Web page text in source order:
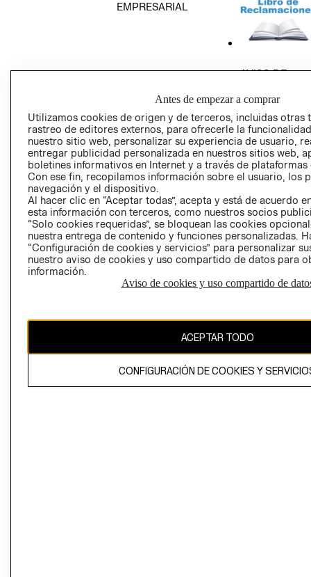
EMPRESARIAL
AVISO DE
GIFT CARD
AVISO DE
Perú (S/)
CAMBIAR REGIÓN
propiedad de H&M Hennes & Mauritz AB
Antes de empezar a comprar
Utilizamos cookies de origen y de terceros, incluidas otras
rastreo de editores externos, para ofrecerle la
nuestro sitio web, personalizar su experiencia de usuario,
entregar publicidad personalizada en nuestros sitios web,
boletines informativos en Internet y a través de plataformas
Con ese fin, recopilamos información sobre el usuario, los
navegación y el dispositivo.
Al hacer clic en “Aceptar todas”, acepta y está de acuerdo
esta información con terceros, como nuestros socios
“Solo cookies requeridas”, se bloquean las cookies
nuestra entrega de contenido y funciones personalizadas.
“Configuración de cookies y servicios” para personalizar
nuestro aviso de cookies y uso compartido de datos para
información.
Aviso de cookies y uso compartido de
ACEPTAR TODO
CONFIGURACIÓN DE COOKIES Y